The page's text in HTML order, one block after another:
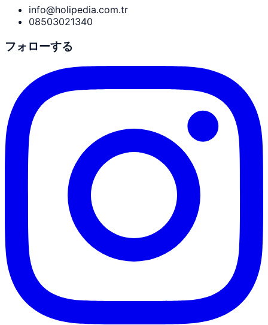
info@holipedia.com.tr
08503021340
フォローする